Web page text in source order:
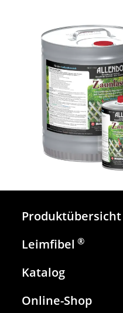
Produktübersicht
Leimfibel ®
Katalog
Online-Shop